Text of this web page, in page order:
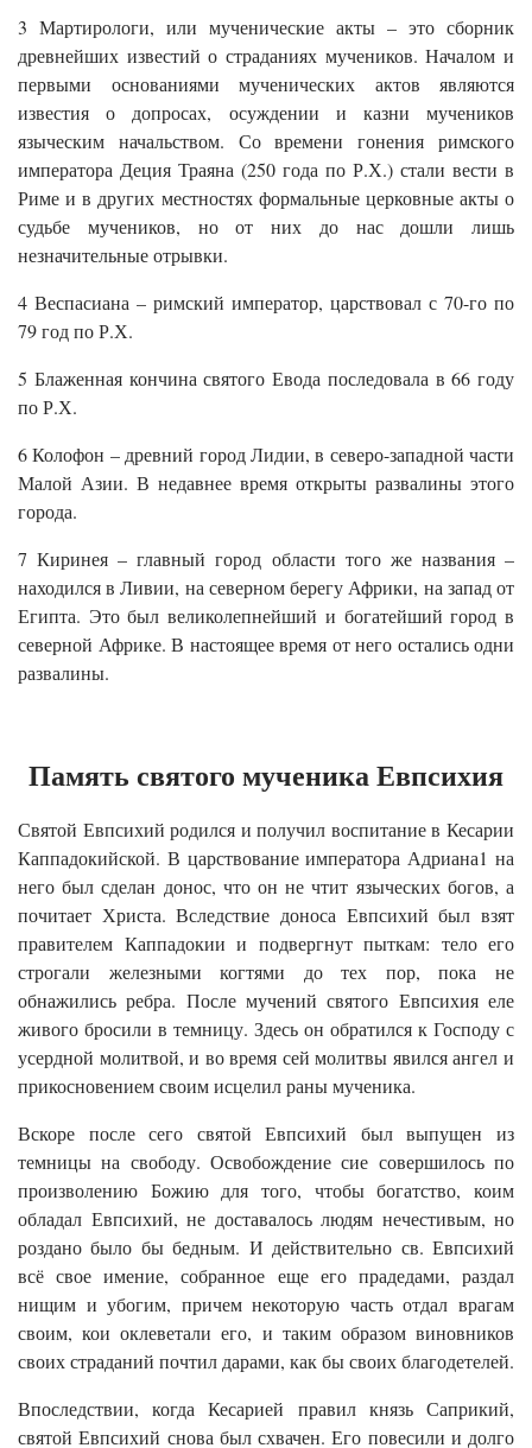
3 Мартирологи, или мученические акты – это сборник
древнейших известий о страданиях мучеников. Началом и
первыми основаниями мученических актов являются
известия о допросах, осуждении и казни мучеников
языческим начальством. Со времени гонения римского
императора Деция Траяна (250 года по Р.Х.) стали вести в
Риме и в других местностях формальные церковные акты о
судьбе мучеников, но от них до нас дошли лишь
незначительные отрывки.
4 Веспасиана – римский император, царствовал с 70-го по
79 год по Р.Х.
5 Блаженная кончина святого Евода последовала в 66 году
по Р.Х.
6 Колофон – древний город Лидии, в северо-западной части
Малой Азии. В недавнее время открыты развалины этого
города.
7 Киринея – главный город области того же названия –
находился в Ливии, на северном берегу Африки, на запад от
Египта. Это был великолепнейший и богатейший город в
северной Африке. В настоящее время от него остались одни
развалины.
Память святого мученика Евпсихия
Святой Евпсихий родился и получил воспитание в Кесарии
Каппадокийской. В царствование императора Адриана1 на
него был сделан донос, что он не чтит языческих богов, а
почитает Христа. Вследствие доноса Евпсихий был взят
правителем Каппадокии и подвергнут пыткам: тело его
строгали железными когтями до тех пор, пока не
обнажились ребра. После мучений святого Евпсихия еле
живого бросили в темницу. Здесь он обратился к Господу с
усердной молитвой, и во время сей молитвы явился ангел и
прикосновением своим исцелил раны мученика.
Вскоре после сего святой Евпсихий был выпущен из
темницы на свободу. Освобождение сие совершилось по
произволению Божию для того, чтобы богатство, коим
обладал Евпсихий, не доставалось людям нечестивым, но
роздано было бы бедным. И действительно св. Евпсихий
всё свое имение, собранное еще его прадедами, раздал
нищим и убогим, причем некоторую часть отдал врагам
своим, кои оклеветали его, и таким образом виновников
своих страданий почтил дарами, как бы своих благодетелей.
Впоследствии, когда Кесарией правил князь Саприкий,
святой Евпсихий снова был схвачен. Его повесили и долго